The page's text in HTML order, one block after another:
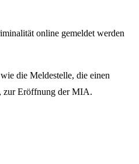
online gemeldet werden
die Meldestelle, die einen
zur Eröffnung der MIA.